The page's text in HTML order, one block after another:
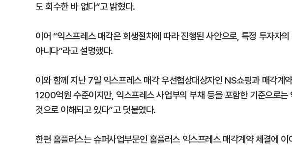
도 회수한 바 없다”고 밝혔다.
이어 “익스프레스 매각은 회생절차에 따라 진행된 사안으로, 특정 투자자
아니다”라고 설명했다.
이와 함께 지난 7일 익스프레스 매각 우선협상대상자인 NS쇼핑과 매각계
1200억원 수준이지만, 익스프레스 사업부의 부채 등을 포함한 기준으로
것으로 이해되고 있다”고 덧붙였다.
한편 홈플러스는 슈퍼사업부문인 홈플러스 익스프레스 매각계약 체결에